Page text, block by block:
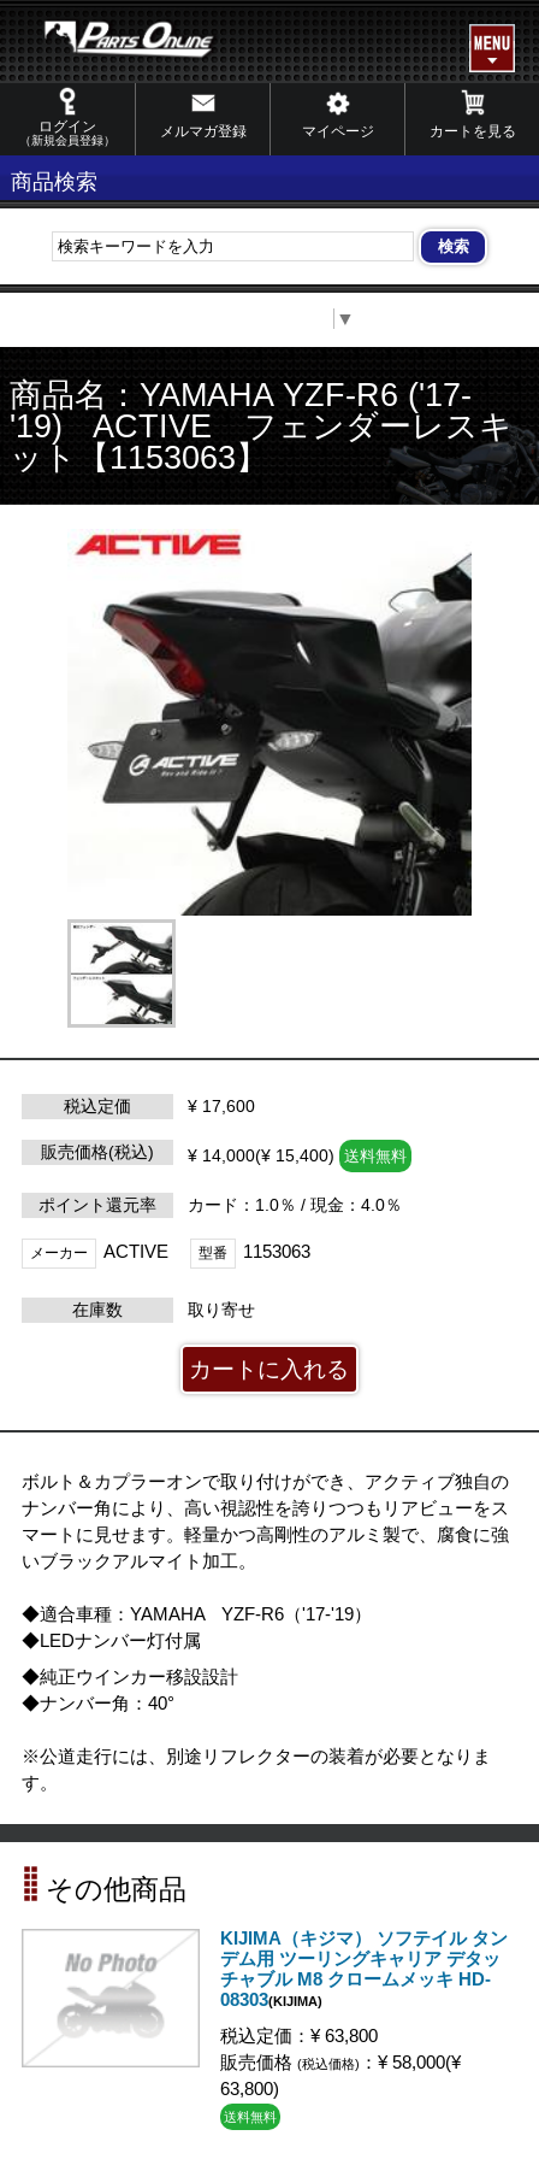
ログイン
（新規会員登録）
メルマガ登録 マイページ カートを見る
商品検索
▼
商品名：YAMAHA YZF-R6 ('17-
'19) ACTIVE フェンダーレスキ
ット【1153063】
税込定価 ¥ 17,600
販売価格(税込) ¥ 14,000(¥ 15,400) 送料無料
ポイント還元率 カード：1.0％ / 現金：4.0％
メーカー ACTIVE 型番 1153063
在庫数 取り寄せ
ボルト＆カプラーオンで取り付けができ、アクティブ独自の
ナンバー角により、高い視認性を誇りつつもリアビューをス
マートに見せます。軽量かつ高剛性のアルミ製で、腐食に強
いブラックアルマイト加工。
◆適合車種：YAMAHA YZF-R6（'17-'19）
◆LEDナンバー灯付属
◆純正ウインカー移設設計
◆ナンバー角：40°
※公道走行には、別途リフレクターの装着が必要となりま
す。
その他商品
KIJIMA（キジマ） ソフテイル タン
デム用 ツーリングキャリア デタッ
チャブル M8 クロームメッキ HD-
08303(KIJIMA)
税込定価：¥ 63,800
販売価格 (税込価格) ：¥ 58,000(¥
63,800)
送料無料